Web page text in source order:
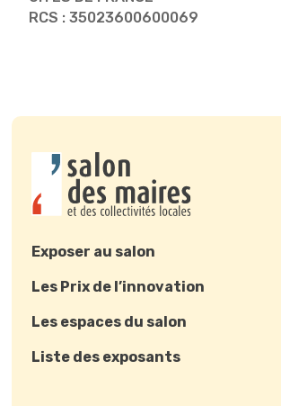
RCS : 35023600600069
Exposer au salon
Les Prix de l’innovation
Les espaces du salon
Liste des exposants